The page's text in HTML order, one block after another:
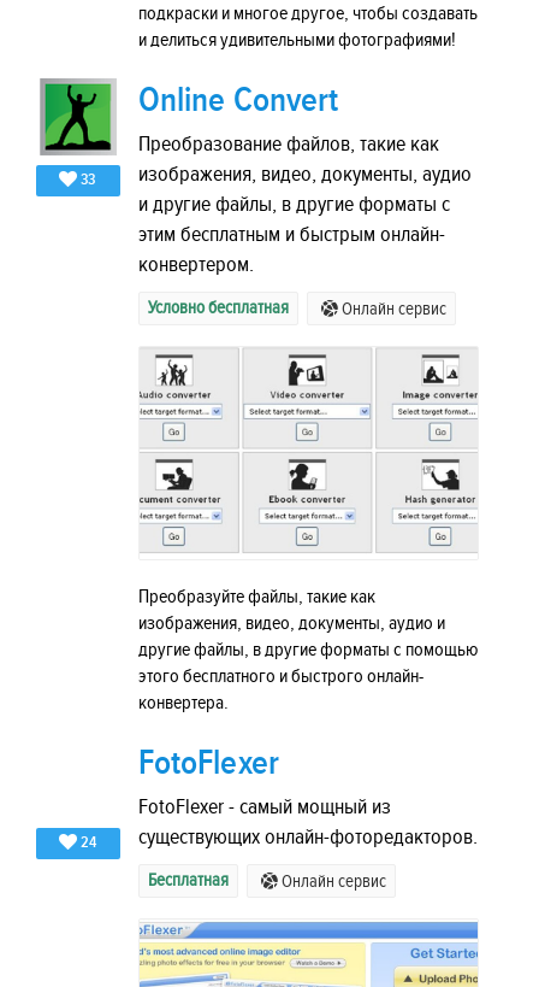
подкраски и многое другое, чтобы создавать
и делиться удивительными фотографиями!
33
Online Convert
Преобразование файлов, такие как
изображения, видео, документы, аудио
и другие файлы, в другие форматы с
этим бесплатным и быстрым онлайн-
конвертером.
Условно бесплатная Онлайн сервис
Преобразуйте файлы, такие как
изображения, видео, документы, аудио и
другие файлы, в другие форматы с помощью
этого бесплатного и быстрого онлайн-
конвертера.
24
FotoFlexer
FotoFlexer - самый мощный из
существующих онлайн-фоторедакторов.
Бесплатная Онлайн сервис